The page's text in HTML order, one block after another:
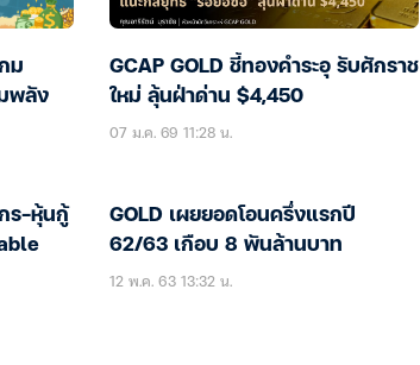
ม
พลัง
GCAP GOLD ชี้ทองคำระอุ รับศักราช
ใหม่ ลุ้นฝ่าด่าน $4,450
07 ม.ค. 69 11:28 น.
ร-หุ้นกู้
GOLD เผยยอดโอนครึ่งแรกปี
62/63 เกือบ 8 พันล้านบาท
12 พ.ค. 63 13:32 น.